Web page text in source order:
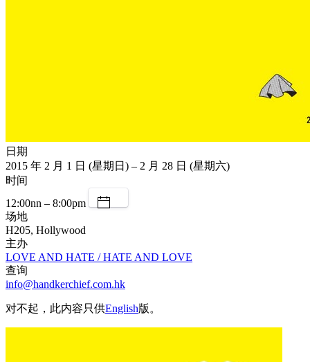
日期
2015 年 2 月 1 日 (星期日) – 2 月 28 日 (星期六)
时间
12:00nn – 8:00pm
场地
H205, Hollywood
主办
LOVE AND HATE / HATE AND LOVE
查询
info@handkerchief.com.hk
对不起，此内容只供English版。